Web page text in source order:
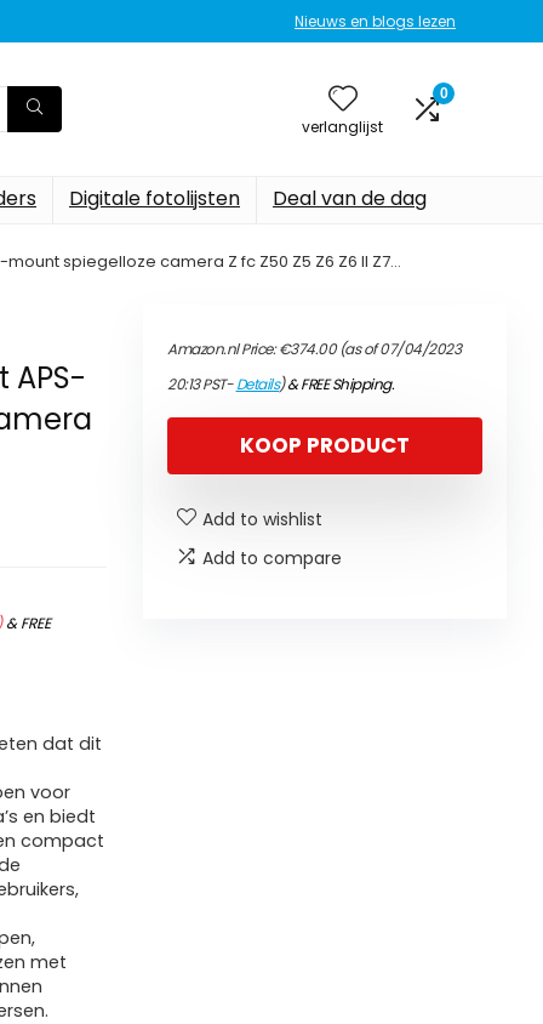
Nieuws en blogs lezen
verlanglijst
0
Digitale fotolijsten Deal van de dag
spiegelloze camera Z fc Z50 Z5 Z6 Z6 II Z7…
&FREE
dat dit
voor
en biedt
compact
met
Amazon.nl Price:€374.00(as of 07/04/2023
20:13 PST-Details)&FREE Shipping.
KOOP PRODUCT
Add to wishlist
Add to compare